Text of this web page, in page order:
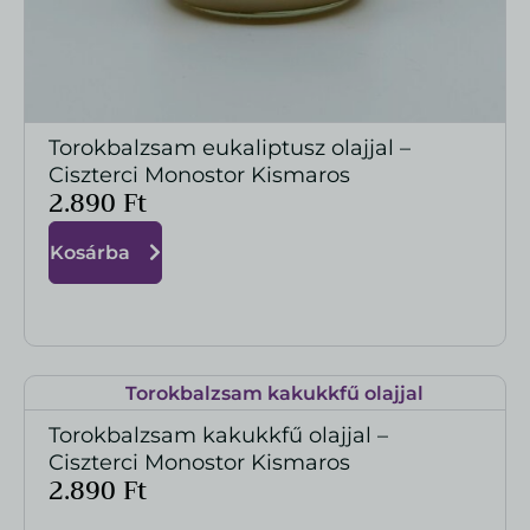
MEGTEKINTÉS
Torokbalzsam eukaliptusz olajjal –
Ciszterci Monostor Kismaros
2.890 Ft
Kosárba
MEGTEKINTÉS
Torokbalzsam kakukkfű olajjal –
Ciszterci Monostor Kismaros
2.890 Ft